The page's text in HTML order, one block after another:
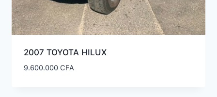
2007 TOYOTA HILUX
9.600.000 CFA